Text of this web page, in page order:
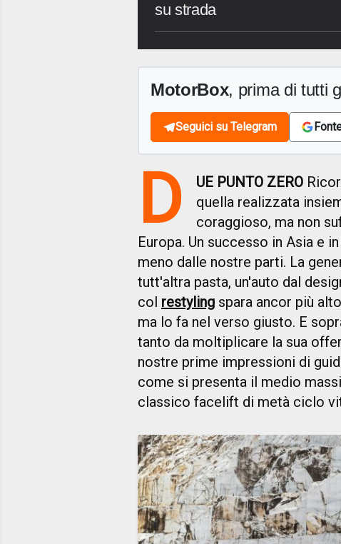
su strada
MotorBox, prima di tutti
Seguici su Telegram
D UE PUNTO ZERO
quella realizzata
coraggioso, ma non
Europa. Un successo in Asia e
meno dalle nostre parti. La
tutt'altra pasta, un'auto dal
col restyling spara ancor più
ma lo fa nel verso giusto. E
tanto da moltiplicare la sua
nostre prime impressioni di
come si presenta il medio
classico facelift di metà ciclo